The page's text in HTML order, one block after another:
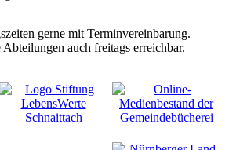
gerne mit Terminvereinbarung.
auch freitags erreichbar.